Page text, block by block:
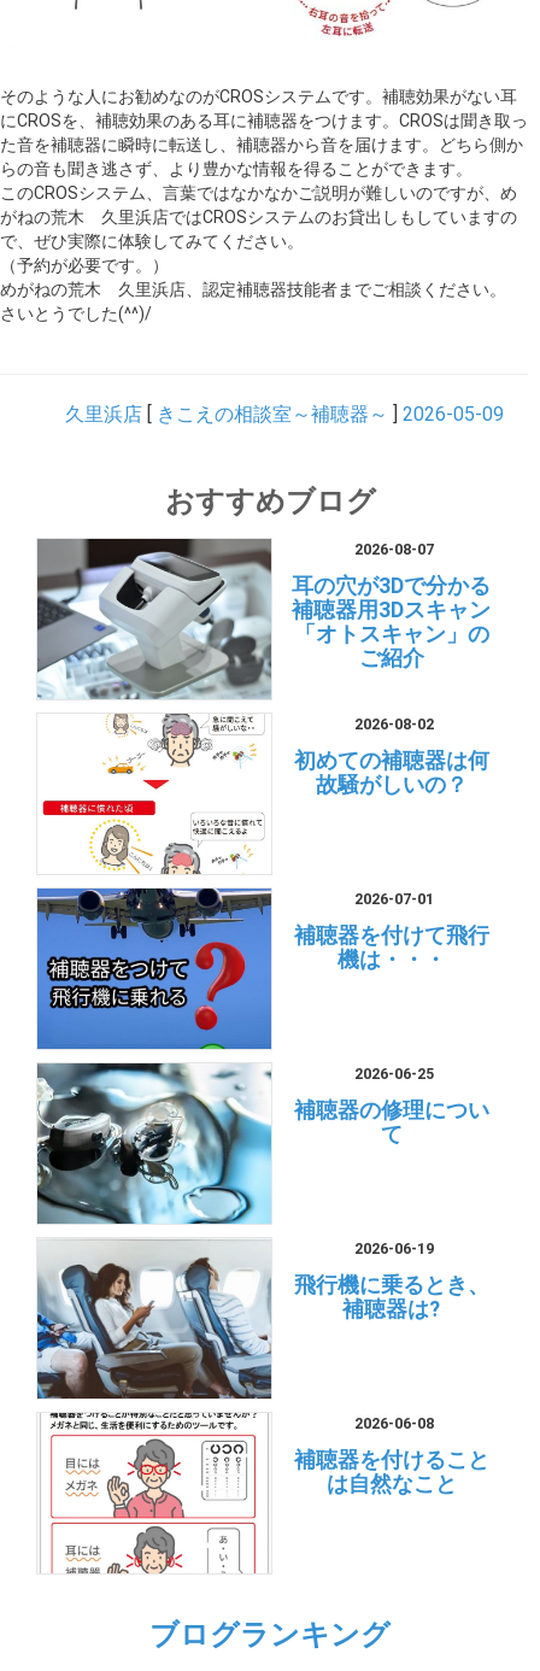
そのような人にお勧めなのがCROSシステムです。補聴効果がない耳
にCROSを、補聴効果のある耳に補聴器をつけます。CROSは聞き取っ
た音を補聴器に瞬時に転送し、補聴器から音を届けます。どちら側か
らの音も聞き逃さず、より豊かな情報を得ることができます。
このCROSシステム、言葉ではなかなかご説明が難しいのですが、め
がねの荒木 久里浜店ではCROSシステムのお貸出しもしていますの
で、ぜひ実際に体験してみてください。
（予約が必要です。）
めがねの荒木 久里浜店、認定補聴器技能者までご相談ください。
さいとうでした(^^)/
久里浜店 [ きこえの相談室～補聴器～ ] 2026-05-09
おすすめブログ
2026-08-07
耳の穴が3Dで分かる
補聴器用3Dスキャン
「オトスキャン」の
ご紹介
2026-08-02
初めての補聴器は何
故騒がしいの？
2026-07-01
補聴器を付けて飛行
機は・・・
2026-06-25
補聴器の修理につい
て
2026-06-19
飛行機に乗るとき、
補聴器は?
2026-06-08
補聴器を付けること
は自然なこと
ブログランキング